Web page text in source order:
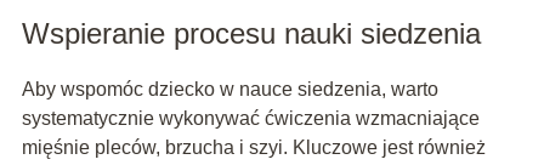
Wspieranie procesu nauki siedzenia
Aby wspomóc dziecko w nauce siedzenia, warto
systematycznie wykonywać ćwiczenia wzmacniające
mięśnie pleców, brzucha i szyi. Kluczowe jest również